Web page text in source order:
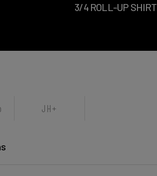
3/4 ROLL-UP SHIRT
JH+